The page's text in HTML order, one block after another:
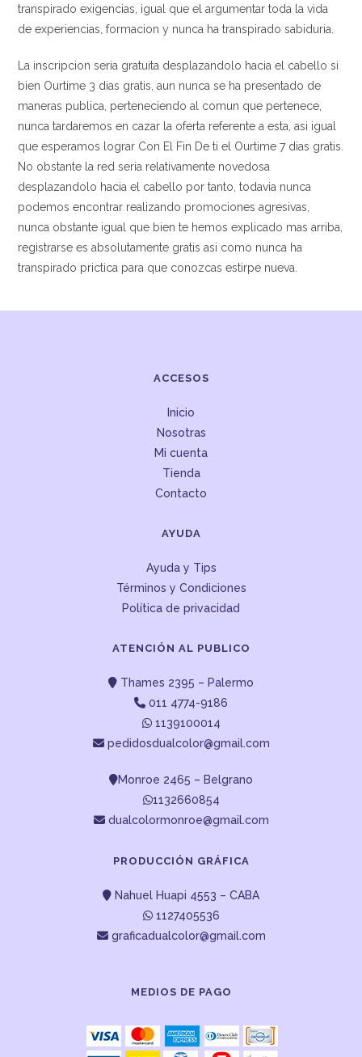
transpirado exigencias, igual que el argumentar toda la vida
de experiencias, formacion y nunca ha transpirado sabiduria.
La inscripcion seri­a gratuita desplazandolo hacia el cabello si
bien Ourtime 3 dias gratis, aun nunca se ha presentado de
maneras publica, perteneciendo al comun que pertenece,
nunca tardaremos en cazar la oferta referente a esta, asi igual
que esperamos lograr Con El Fin De ti el Ourtime 7 dias gratis.
No obstante la red seri­a relativamente novedosa
desplazandolo hacia el cabello por tanto, todavia nunca
podemos encontrar realizando promociones agresivas,
nunca obstante igual que bien te hemos explicado mas arriba,
registrarse es absolutamente gratis asi­ como nunca ha
transpirado prictica para que conozcas estirpe nueva.
ACCESOS
Inicio
Nosotras
Mi cuenta
Tienda
Contacto
AYUDA
Ayuda y Tips
Términos y Condiciones
Política de privacidad
ATENCIÓN AL PUBLICO
Thames 2395 – Palermo
011 4774-9186
1139100014
pedidosdualcolor@gmail.com
Monroe 2465 – Belgrano
1132660854
dualcolormonroe@gmail.com
PRODUCCIÓN GRÁFICA
Nahuel Huapi 4553 – CABA
1127405536
graficadualcolor@gmail.com
MEDIOS DE PAGO